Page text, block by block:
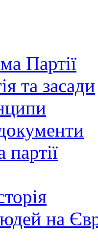
Партії
та засади
партії
на